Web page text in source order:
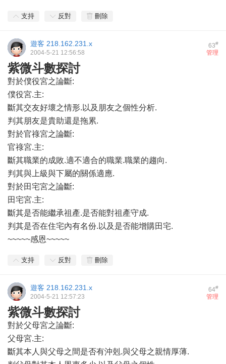
支持 反對 刪除
63#
遊客 218.162.231.x
管理
2004-5-21 12:56:58
紫微斗數探討
對於僕役宮之論斷:
僕役宮.主:
斷其交友好壞之情形.以及朋友之個性分析.
判其朋友是貴助還是拖累.
對於官祿宮之論斷:
官祿宮.主:
斷其職業的成敗.適不適合的職業.職業的趨向.
判其與上級與下屬的關係適應.
對於田宅宮之論斷:
田宅宮.主:
斷其是否能繼承祖產.是否能對祖產守成.
判其是否在住宅內有名份.以及是否能增購田宅.
~~~~~感恩~~~~~
支持 反對 刪除
64#
遊客 218.162.231.x
管理
2004-5-21 12:57:23
紫微斗數探討
對於父母宮之論斷:
父母宮.主:
斷其本人與父母之間是否有沖剋.與父母之親情厚薄.